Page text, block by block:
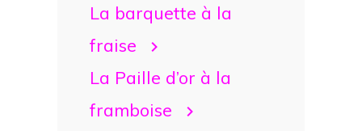
La barquette à la
fraise
La Paille d’or à la
framboise